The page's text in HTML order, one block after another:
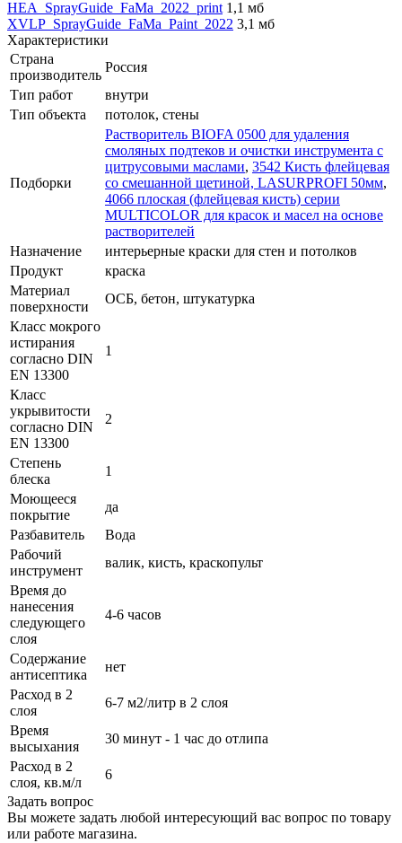
HEA_SprayGuide_FaMa_2022_print 1,1 мб
XVLP_SprayGuide_FaMa_Paint_2022 3,1 мб
Характеристики
Страна
производитель
Россия
Тип работ
внутри
Тип объекта
потолок, стены
Подборки
Растворитель BIOFA 0500 для удаления
смоляных подтеков и очистки инструмента с
цитрусовыми маслами, 3542 Кисть флейцевая
со смешанной щетиной, LASURPROFI 50мм,
4066 плоская (флейцевая кисть) серии
MULTICOLOR для красок и масел на основе
растворителей
Назначение
интерьерные краски для стен и потолков
Продукт
краска
Материал
поверхности
ОСБ, бетон, штукатурка
Класс мокрого
истирания
согласно DIN
EN 13300
1
Класс
укрывитости
согласно DIN
EN 13300
2
Степень
блеска
1
Моющееся
покрытие
да
Разбавитель
Вода
Рабочий
инструмент
валик, кисть, краскопульт
Время до
нанесения
следующего
слоя
4-6 часов
Содержание
антисептика
нет
Расход в 2
слоя
6-7 м2/литр в 2 слоя
Время
высыхания
30 минут - 1 час до отлипа
Расход в 2
слоя, кв.м/л
6
Задать вопрос
Вы можете задать любой интересующий вас вопрос по товару
или работе магазина.